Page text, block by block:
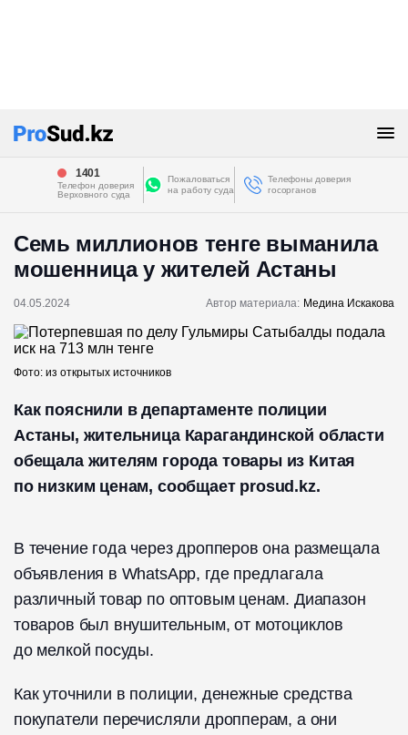
1401
Телефон доверия
Верховного суда
Пожаловаться
на работу суда
Телефоны доверия
госорганов
Семь миллионов тенге выманила
мошенница у жителей Астаны
04.05.2024 Автор материала: Медина Искакова
Фото: из открытых источников
Как пояснили в департаменте полиции
Астаны, жительница Карагандинской области
обещала жителям города товары из Китая
по низким ценам, сообщает prosud.kz.
В течение года через дропперов она размещала
объявления в WhatsApp, где предлагала
различный товар по оптовым ценам. Диапазон
товаров был внушительным, от мотоциклов
до мелкой посуды.
Как уточнили в полиции, денежные средства
покупатели перечисляли дропперам, а они